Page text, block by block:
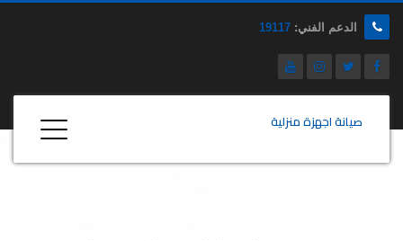
الدعم الفني: 19117
صيانة اجهزة منزلية